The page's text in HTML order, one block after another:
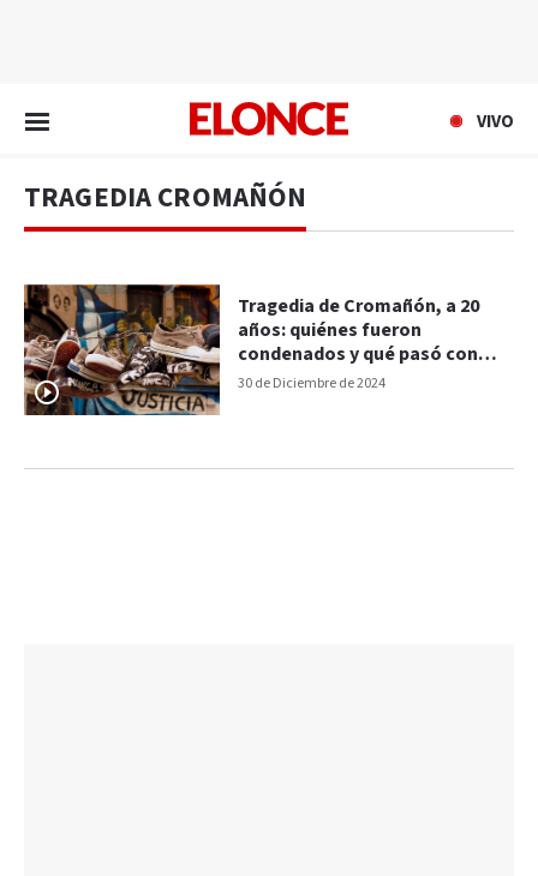
VIVO
TRAGEDIA CROMAÑÓN
30 de Diciembre de 2024
Tragedia de Cromañón, a 20
años: quiénes fueron
condenados y qué pasó con
ellos